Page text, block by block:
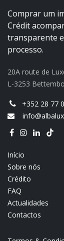
Comprar um
Crédit
transparente
processo.
20A route de
L-3253
+352 28 77
Início
Sobre nós
Crédito
FAQ
Actualidades
Contactos